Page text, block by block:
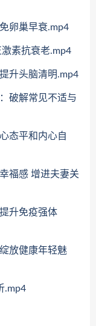
卵巢早衰.mp4
素抗衰老.mp4
升头脑清明.mp4
破解常见不适与
态平和内心自
福感 增进夫妻关
升免疫强体
放健康年轻魅
.mp4